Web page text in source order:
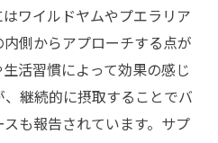
ワイルドヤムやプエラリア
側からアプローチする点が
活習慣によって効果の感じ
継続的に摂取することでバ
も報告されています。サプ